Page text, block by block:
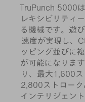
TruPunch 5000
レキシビリティ
る機械です。遊
速度が実現し、
ッピング並びに
が可能になりま
り、最大1,600
2,800ストローク
インテリジェン